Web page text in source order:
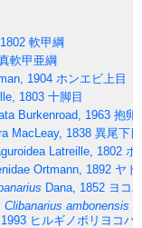
軟甲綱
軟甲亜綱
1904 ホンエビ上目
1803 十脚目
Burkenroad, 1963 抱卵
MacLeay, 1838 異尾下目
Latreille, 1802 ホ
Ortmann, 1892 ヤド
Dana, 1852 ヨコ
Clibanarius ambonensis
1993 ヒルギノボリヨコバ